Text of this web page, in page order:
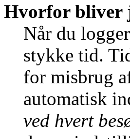
Hvorfor bliver
Når du
stykke tid.
for misbrug
automatisk
ved hvert